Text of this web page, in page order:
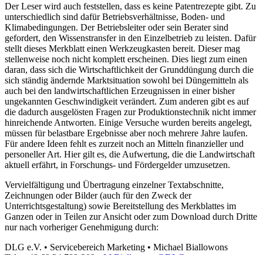
Der Leser wird auch feststellen, dass es keine Patentrezepte gibt. Zu
unterschiedlich sind dafür Betriebsverhältnisse, Boden- und
Klimabedingungen. Der Betriebsleiter oder sein Berater sind
gefordert, den Wissenstransfer in den Einzelbetrieb zu leisten. Dafür
stellt dieses Merkblatt einen Werkzeugkasten bereit. Dieser mag
stellenweise noch nicht komplett erscheinen. Dies liegt zum einen
daran, dass sich die Wirtschaftlichkeit der Grunddüngung durch die
sich ständig ändernde Marktsituation sowohl bei Düngemitteln als
auch bei den landwirtschaftlichen Erzeugnissen in einer bisher
ungekannten Geschwindigkeit verändert. Zum anderen gibt es auf
die dadurch ausgelösten Fragen zur Produktionstechnik nicht immer
hinreichende Antworten. Einige Versuche wurden bereits angelegt,
müssen für belastbare Ergebnisse aber noch mehrere Jahre laufen.
Für andere Ideen fehlt es zurzeit noch an Mitteln finanzieller und
personeller Art. Hier gilt es, die Aufwertung, die die Landwirtschaft
aktuell erfährt, in Forschungs- und Fördergelder umzusetzen.
Vervielfältigung und Übertragung einzelner Textabschnitte,
Zeichnungen oder Bilder (auch für den Zweck der
Unterrichtsgestaltung) sowie Bereitstellung des Merkblattes im
Ganzen oder in Teilen zur Ansicht oder zum Download durch Dritte
nur nach vorheriger Genehmigung durch:
DLG e.V. • Servicebereich Marketing • Michael Biallowons